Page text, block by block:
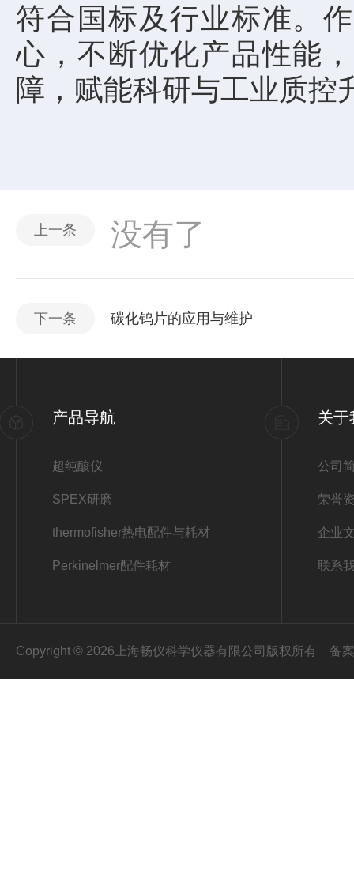
符合国标及行业标准。
心，不断优化产品性能
障，赋能科研与工业质控
上一条 没有了
下一条 碳化钨片的应用与维护
产品导航
超纯酸仪
SPEX研磨
thermofisher热电配件与耗材
Perkinelmer配件耗材
关于
公司
荣誉
企业
联系
Copyright © 2026上海畅仪科学仪器有限公司版权所有 备